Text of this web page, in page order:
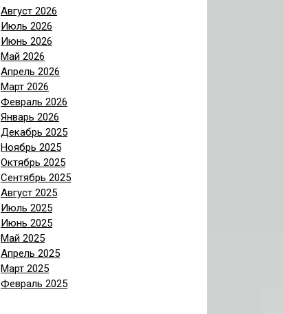
Август 2026
Июль 2026
Июнь 2026
Май 2026
Апрель 2026
Март 2026
Февраль 2026
Январь 2026
Декабрь 2025
Ноябрь 2025
Октябрь 2025
Сентябрь 2025
Август 2025
Июль 2025
Июнь 2025
Май 2025
Апрель 2025
Март 2025
Февраль 2025